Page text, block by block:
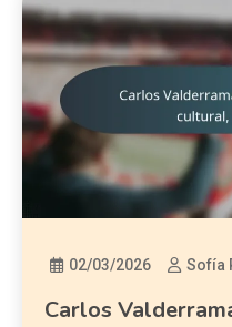
02/03/2026 Sofía
Carlos